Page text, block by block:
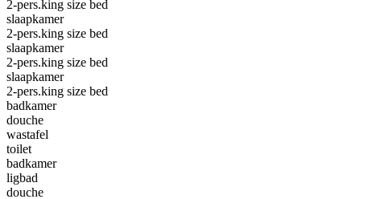
2-pers.king size bed
slaapkamer
2-pers.king size bed
slaapkamer
2-pers.king size bed
slaapkamer
2-pers.king size bed
badkamer
douche
wastafel
toilet
badkamer
ligbad
douche